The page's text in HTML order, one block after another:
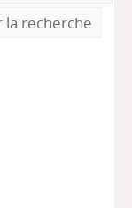
la recherche